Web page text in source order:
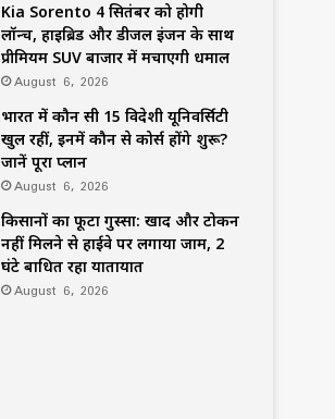
Kia Sorento 4 सितंबर को होगी
लॉन्च, हाइब्रिड और डीजल इंजन के साथ
प्रीमियम SUV बाजार में मचाएगी धमाल
August 6, 2026
भारत में कौन सी 15 विदेशी यूनिवर्सिटी
खुल रहीं, इनमें कौन से कोर्स होंगे शुरू?
जानें पूरा प्लान
August 6, 2026
किसानों का फूटा गुस्सा: खाद और टोकन
नहीं मिलने से हाईवे पर लगाया जाम, 2
घंटे बाधित रहा यातायात
August 6, 2026